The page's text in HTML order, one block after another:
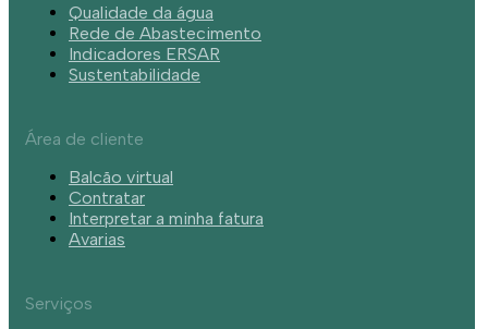
Qualidade da água
Rede de Abastecimento
Indicadores ERSAR
Sustentabilidade
Área de cliente
Balcão virtual
Contratar
Interpretar a minha fatura
Avarias
Serviços